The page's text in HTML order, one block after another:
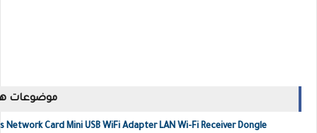
موضوعات
Network Card Mini USB WiFi Adapter LAN Wi-Fi Receiver Dongle